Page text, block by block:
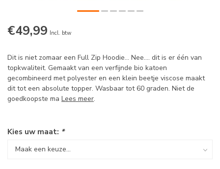
€49,99 Incl. btw
Dit is niet zomaar een Full Zip Hoodie... Nee.... dit is er één van
topkwaliteit. Gemaakt van een verfijnde bio katoen
gecombineerd met polyester en een klein beetje viscose maakt
dit tot een absolute topper. Wasbaar tot 60 graden. Niet de
goedkoopste ma Lees meer.
Kies uw maat: *